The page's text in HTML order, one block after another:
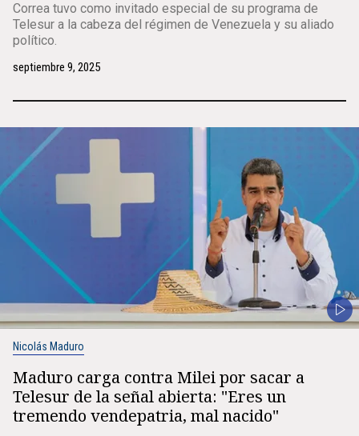
Correa tuvo como invitado especial de su programa de
Telesur a la cabeza del régimen de Venezuela y su aliado
político.
septiembre 9, 2025
Nicolás Maduro
Maduro carga contra Milei por sacar a
Telesur de la señal abierta: "Eres un
tremendo vendepatria, mal nacido"